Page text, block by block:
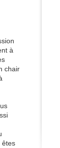
à
chair
êtes